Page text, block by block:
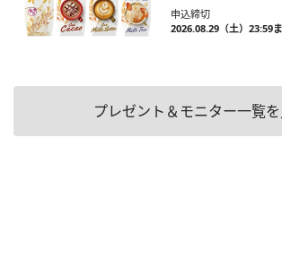
申込締切
2026.08.29（土）23:59
プレゼント＆モニター一覧